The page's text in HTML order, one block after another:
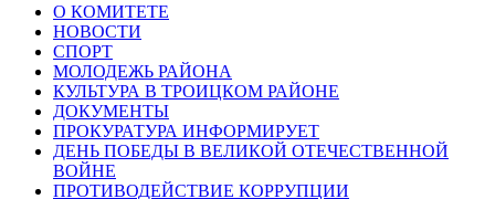
О КОМИТЕТЕ
НОВОСТИ
СПОРТ
МОЛОДЕЖЬ РАЙОНА
КУЛЬТУРА В ТРОИЦКОМ РАЙОНЕ
ДОКУМЕНТЫ
ПРОКУРАТУРА ИНФОРМИРУЕТ
ДЕНЬ ПОБЕДЫ В ВЕЛИКОЙ ОТЕЧЕСТВЕННОЙ
ВОЙНЕ
ПРОТИВОДЕЙСТВИЕ КОРРУПЦИИ